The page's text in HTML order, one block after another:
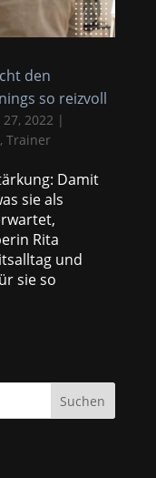
den
so reizvoll
27, 2022 |
, Trainer
Damit
sie als
Rita
und
sie so